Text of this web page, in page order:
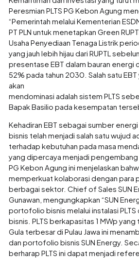
Peresmian PLTS PG Kebon Agung
“Pemerintah melalui Kementerian
PT PLN untuk menetapkan Green
Usaha Penyediaan Tenaga Listrik
yang jauh lebih hijau dari RUPTL
presentase EBT dalam bauran energi
52% pada tahun 2030. Salah satu
akan
mendominasi adalah sistem PLTS
Bapak Basilio pada kesempatan
Kehadiran EBT sebagai sumber
bisnis telah menjadi salah satu wujud
terhadap kebutuhan pada masa
yang dipercaya menjadi pengembang
PG Kebon Agung ini menjelaskan
memperkuat kolaborasi dengan para
berbagai sektor. Chief of Sales SUN
Gunawan, mengungkapkan “SUN
portofolio bisnis melalui instalasi PLTS
bisnis. PLTS berkapasitas 1 MWp
Gula terbesar di Pulau Jawa ini
dan portofolio bisnis SUN Energy.
berharap PLTS ini dapat menjadi